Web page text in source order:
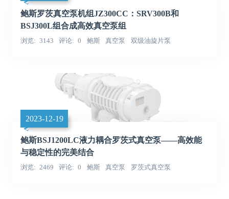
鲍斯罗茨真空泵机组JZ300CC：SRV300B和
BSJ300L组合成高效真空泵组
浏览 3143 评论 0 鲍斯 真空泵 双级油旋片泵
2023-12-19
鲍斯BSJ1200LC液力耦合罗茨式真空泵——高效能
与稳定性的完美结合
浏览 2469 评论 0 鲍斯 真空泵 罗茨式真空泵